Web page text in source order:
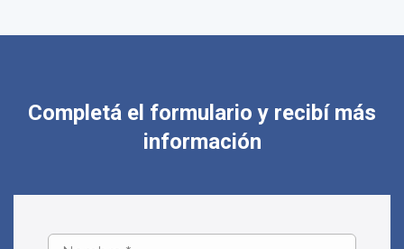
Completá el formulario y recibí más
información